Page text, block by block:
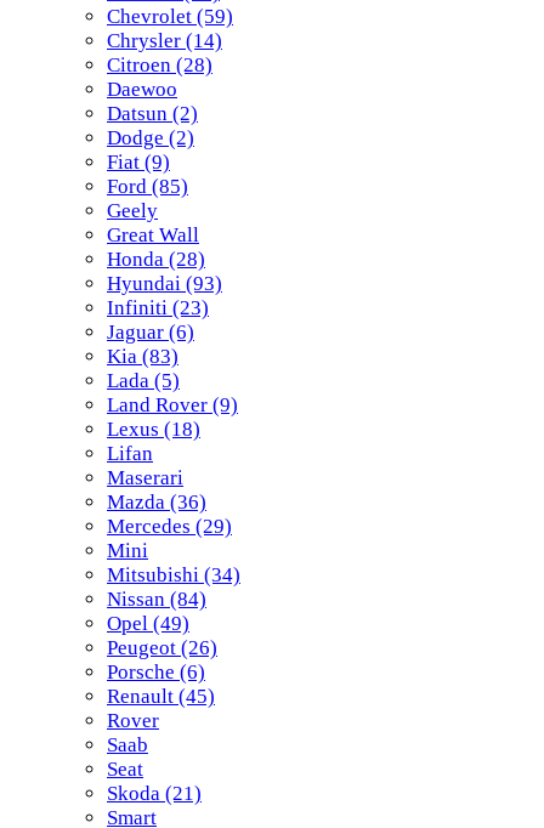
Chevrolet (59)
Chrysler (14)
Citroen (28)
Daewoo
Datsun (2)
Dodge (2)
Fiat (9)
Ford (85)
Geely
Great Wall
Honda (28)
Hyundai (93)
Infiniti (23)
Jaguar (6)
Kia (83)
Lada (5)
Land Rover (9)
Lexus (18)
Lifan
Maserari
Mazda (36)
Mercedes (29)
Mini
Mitsubishi (34)
Nissan (84)
Opel (49)
Peugeot (26)
Porsche (6)
Renault (45)
Rover
Saab
Seat
Skoda (21)
Smart